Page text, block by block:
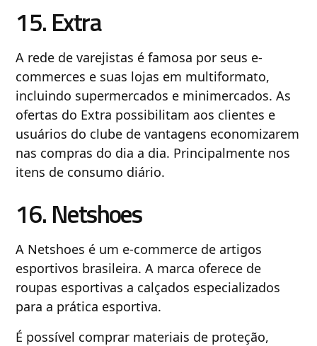
15. Extra
A rede de varejistas é famosa por seus e-
commerces e suas lojas em multiformato,
incluindo supermercados e minimercados. As
ofertas do Extra possibilitam aos clientes e
usuários do clube de vantagens economizarem
nas compras do dia a dia. Principalmente nos
itens de consumo diário.
16. Netshoes
A Netshoes é um e-commerce de artigos
esportivos brasileira. A marca oferece de
roupas esportivas a calçados especializados
para a prática esportiva.
É possível comprar materiais de proteção,